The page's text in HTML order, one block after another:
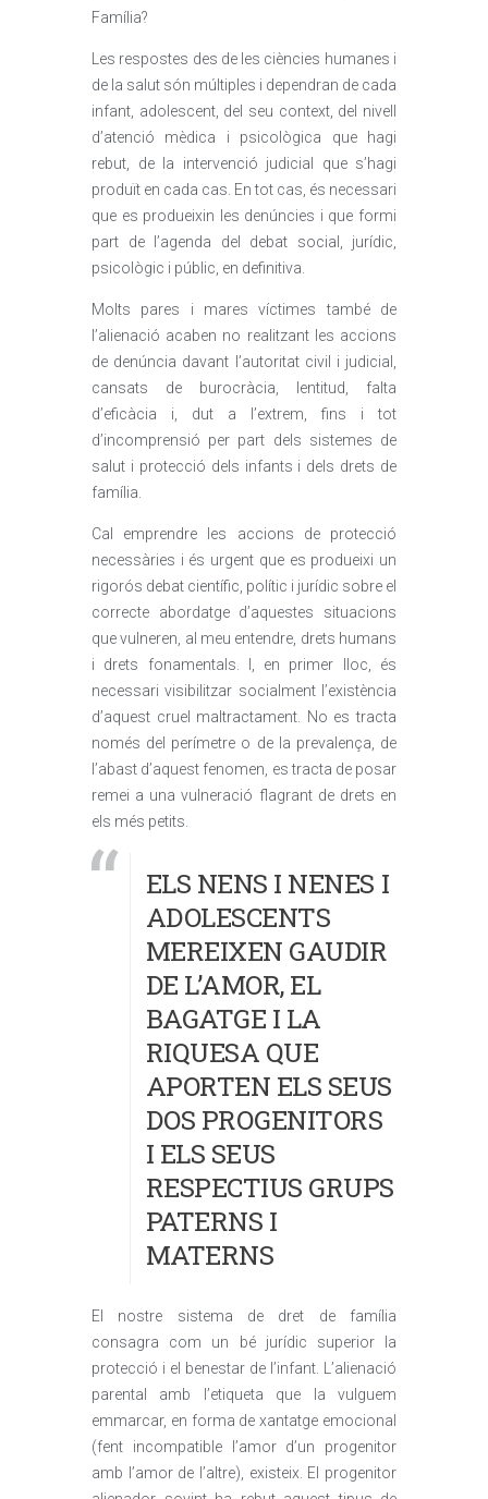
Família?
Les respostes des de les ciències humanes i
de la salut són múltiples i dependran de cada
infant, adolescent, del seu context, del nivell
d’atenció mèdica i psicològica que hagi
rebut, de la intervenció judicial que s’hagi
produït en cada cas. En tot cas, és necessari
que es produeixin les denúncies i que formi
part de l’agenda del debat social, jurídic,
psicològic i públic, en definitiva.
Molts pares i mares víctimes també de
l’alienació acaben no realitzant les accions
de denúncia davant l’autoritat civil i judicial,
cansats de burocràcia, lentitud, falta
d’eficàcia i, dut a l’extrem, fins i tot
d’incomprensió per part dels sistemes de
salut i protecció dels infants i dels drets de
família.
Cal emprendre les accions de protecció
necessàries i és urgent que es produeixi un
rigorós debat científic, polític i jurídic sobre el
correcte abordatge d’aquestes situacions
que vulneren, al meu entendre, drets humans
i drets fonamentals. I, en primer lloc, és
necessari visibilitzar socialment l’existència
d’aquest cruel maltractament. No es tracta
només del perímetre o de la prevalença, de
l’abast d’aquest fenomen, es tracta de posar
remei a una vulneració flagrant de drets en
els més petits.
ELS NENS I NENES I
ADOLESCENTS
MEREIXEN GAUDIR
DE L’AMOR, EL
BAGATGE I LA
RIQUESA QUE
APORTEN ELS SEUS
DOS PROGENITORS
I ELS SEUS
RESPECTIUS GRUPS
PATERNS I
MATERNS
El nostre sistema de dret de família
consagra com un bé jurídic superior la
protecció i el benestar de l’infant. L’alienació
parental amb l’etiqueta que la vulguem
emmarcar, en forma de xantatge emocional
(fent incompatible l’amor d’un progenitor
amb l’amor de l’altre), existeix. El progenitor